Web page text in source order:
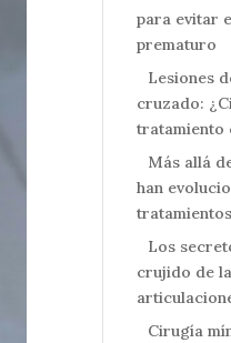
para evitar
prematuro
Lesiones
cruzado:
tratamiento
Más allá
han
Los
crujido de
Cirugía